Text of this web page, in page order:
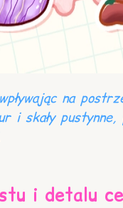
na
i skały
i detalu